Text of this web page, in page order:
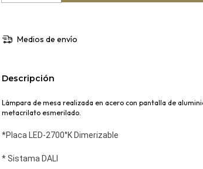
Medios de envío
Descripción
Lámpara de mesa realizada en acero con pantalla de
metacrilato esmerilado.
*Placa LED-2700°K Dimerizable
* Sistama DALI